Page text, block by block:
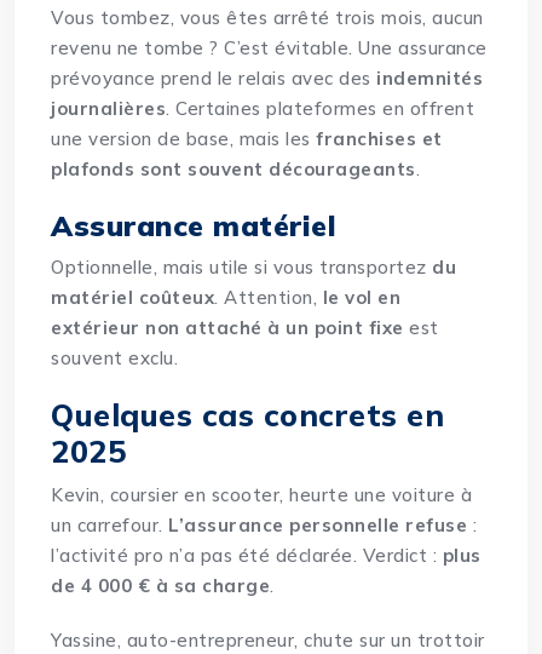
Vous tombez, vous êtes arrêté trois mois, aucun
revenu ne tombe ? C’est évitable. Une assurance
prévoyance prend le relais avec des indemnités
journalières. Certaines plateformes en offrent
une version de base, mais lesfranchises et
plafonds sont souvent décourageants.
Assurance matériel
Optionnelle, mais utile si vous transportez du
matériel coûteux. Attention, le vol en
extérieur non attaché à un point fixe est
souvent exclu.
Quelques cas concrets en
2025
Kevin, coursier en scooter, heurte une voiture à
un carrefour. L’assurance personnelle refuse :
l’activité pro n’a pas été déclarée. Verdict : plus
de 4 000 € à sa charge.
Yassine, auto-entrepreneur, chute sur un trottoir